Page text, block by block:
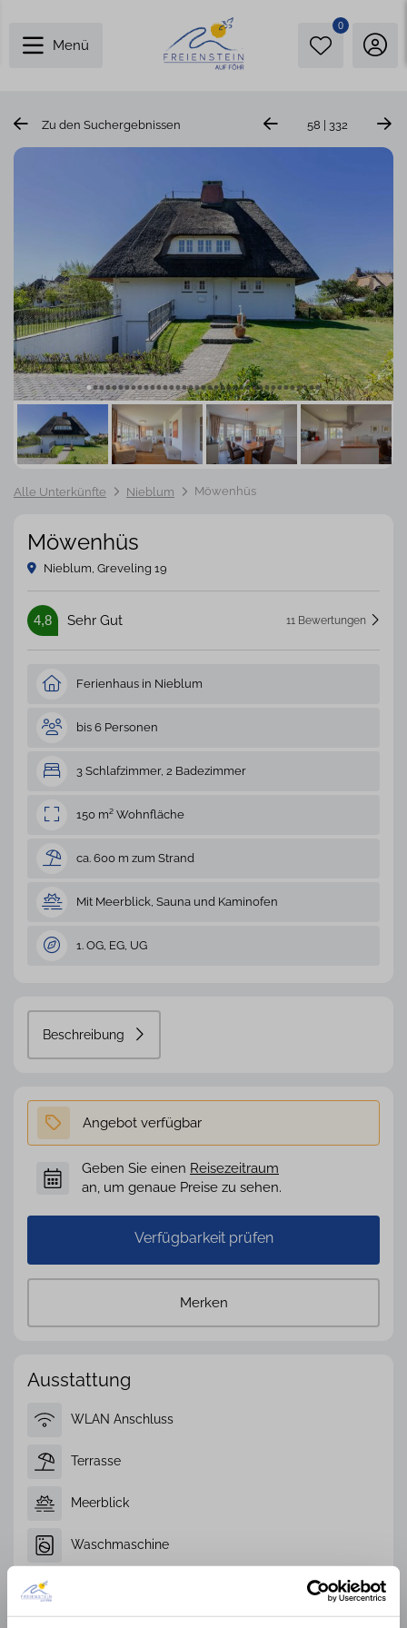
Menü
0
Zu den Suchergebnissen 58 | 332
Alle Unterkünfte Nieblum Möwenhüs
Möwenhüs
Nieblum, Greveling 19
4,8 Sehr Gut 11 Bewertungen
Ferienhaus in Nieblum
bis 6 Personen
3 Schlafzimmer, 2 Badezimmer
150 m² Wohnfläche
ca. 600 m zum Strand
Mit Meerblick, Sauna und Kaminofen
1. OG, EG, UG
Beschreibung
Geben Sie einen Reisezeitraum
an, um genaue Preise zu sehen.
Verfügbarkeit prüfen
Merken
Ausstattung
WLAN Anschluss
Terrasse
Meerblick
Waschmaschine